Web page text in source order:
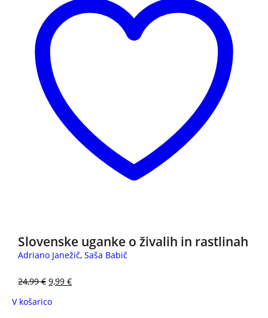
Slovenske uganke o živalih in rastlinah
Adriano Janežič, Saša Babič
24,99€ 9,99 €
V košarico